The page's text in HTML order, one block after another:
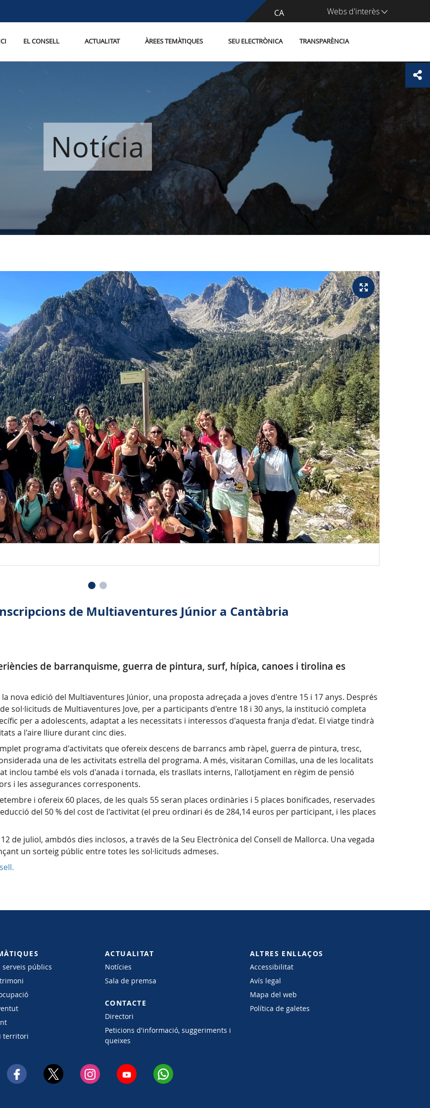
CA
ES Webs d'interès
EL CONSELL ACTUALITAT ÀREES TEMÀTIQUES SEU ELECTRÒNICA TRANSPARÈNCIA
Notícia
de Multiaventures Júnior a Cantàbria
de barranquisme, guerra de pintura, surf, hípica, canoes i tirolina es
nova edició del Multiaventures Júnior, una proposta adreçada a joves d'entre 15 i 17 anys. Després
sol·licituds de Multiaventures Jove, per a participants d'entre 18 i 30 anys, la institució completa
per a adolescents, adaptat a les necessitats i interessos d'aquesta franja d'edat. El viatge tindrà
a l'aire lliure durant cinc dies.
programa d'activitats que ofereix descens de barrancs amb ràpel, guerra de pintura, tresc,
una de les activitats estrella del programa. A més, visitaran Comillas, una de les localitats
inclou també els vols d'anada i tornada, els trasllats interns, l'allotjament en règim de pensió
i les assegurances corresponents.
i ofereix 60 places, de les quals 55 seran places ordinàries i 5 places bonificades, reservades
del 50 % del cost de l'activitat (el preu ordinari és de 284,14 euros per participant, i les places
de juliol, ambdós dies inclosos, a través de la Seu Electrònica del Consell de Mallorca. Una vegada
un sorteig públic entre totes les sol·licituds admeses.
públics
territori
ACTUALITAT
Notícies
Sala de premsa
CONTACTE
Directori
Peticions d'informació, suggeriments i
queixes
ALTRES ENLLAÇOS
Accessibilitat
Avís legal
Mapa del web
Política de galetes